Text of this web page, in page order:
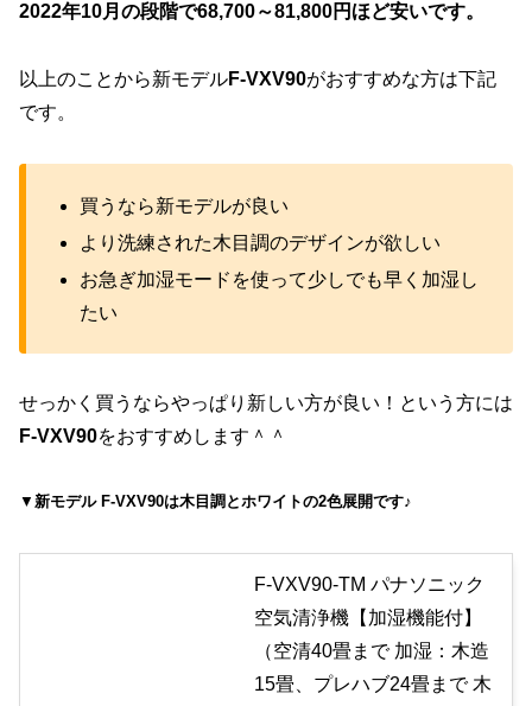
2022年10月の段階で68,700～81,800円ほど安いです。
以上のことから新モデルF-VXV90がおすすめな方は下記
です。
買うなら新モデルが良い
より洗練された木目調のデザインが欲しい
お急ぎ加湿モードを使って少しでも早く加湿し
たい
せっかく買うならやっぱり新しい方が良い！という方には
F-VXV90をおすすめします＾＾
▼ 新モデル F-VXV90は木目調とホワイトの2色展開です♪
F-VXV90-TM パナソニック
空気清浄機【加湿機能付】
（空清40畳まで 加湿：木造
15畳、プレハブ24畳まで 木